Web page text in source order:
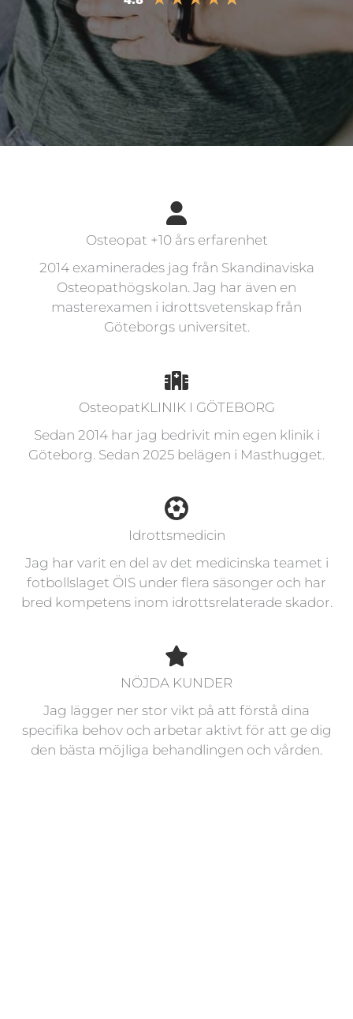
Osteopat +10 års erfarenhet
2014 examinerades jag från Skandinaviska
Osteopathögskolan. Jag har även en
masterexamen i idrottsvetenskap från
Göteborgs universitet.
OsteopatKLINIK I GÖTEBORG
Sedan 2014 har jag bedrivit min egen klinik i
Göteborg. Sedan 2025 belägen i Masthugget.
Idrottsmedicin
Jag har varit en del av det medicinska teamet i
fotbollslaget ÖIS under flera säsonger och har
bred kompetens inom idrottsrelaterade skador.
NÖJDA KUNDER
Jag lägger ner stor vikt på att förstå dina
specifika behov och arbetar aktivt för att ge dig
den bästa möjliga behandlingen och vården.